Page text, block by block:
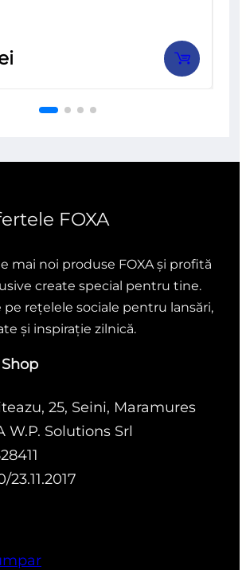
FOXA
mai noi produse FOXA și profită
create special pentru tine.
rețelele sociale pentru lansări,
și inspirație zilnică.
25, Seini, Maramures
W.P. Solutions Srl
23.11.2017